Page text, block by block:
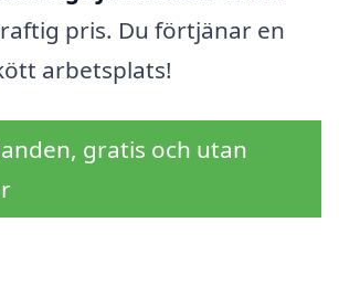
pris. Du förtjänar en
arbetsplats!
gratis och utan